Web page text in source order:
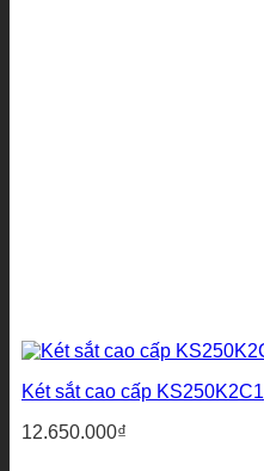
Két sắt cao cấp KS250K2C1
12.650.000₫